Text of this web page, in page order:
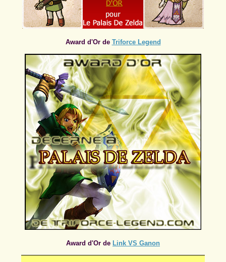
Award d'Or de Triforce Legend
Award d'Or de Link VS Ganon